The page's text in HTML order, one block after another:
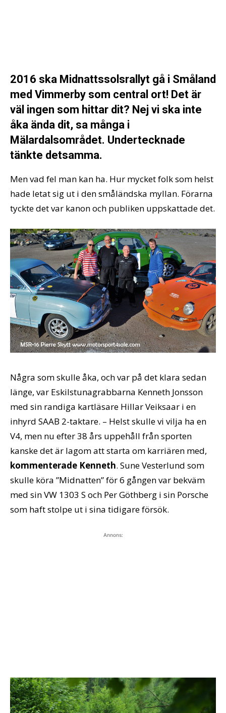
2016 ska Midnattssolsrallyt gå i Småland
med Vimmerby som central ort! Det är
väl ingen som hittar dit? Nej vi ska inte
åka ända dit, sa många i
Mälardalsområdet. Undertecknade
tänkte detsamma.
Men vad fel man kan ha. Hur mycket folk som helst
hade letat sig ut i den småländska myllan. Förarna
tyckte det var kanon och publiken uppskattade det.
Några som skulle åka, och var på det klara sedan
länge, var Eskilstunagrabbarna Kenneth Jonsson
med sin randiga kartläsare Hillar Veiksaar i en
inhyrd SAAB 2-taktare. – Helst skulle vi vilja ha en
V4, men nu efter 38 års uppehåll från sporten
kanske det är lagom att starta om karriären med,
kommenterade Kenneth. Sune Vesterlund som
skulle köra ”Midnatten” för 6 gången var bekväm
med sin VW 1303 S och Per Göthberg i sin Porsche
som haft stolpe ut i sina tidigare försök.
Annons: